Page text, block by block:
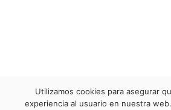
Utilizamos cookies para asegurar
experiencia al usuario en nuestra